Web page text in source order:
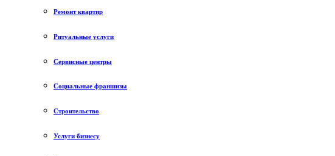
Ремонт квартир
Ритуальные услуги
Сервисные центры
Социальные франшизы
Строительство
Услуги бизнесу